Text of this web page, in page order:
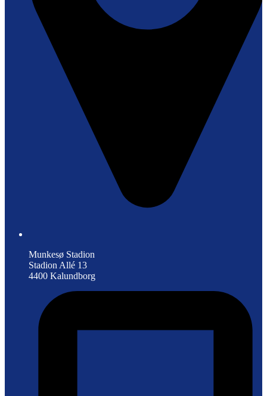
Munkesø Stadion
Stadion Allé 13
4400 Kalundborg